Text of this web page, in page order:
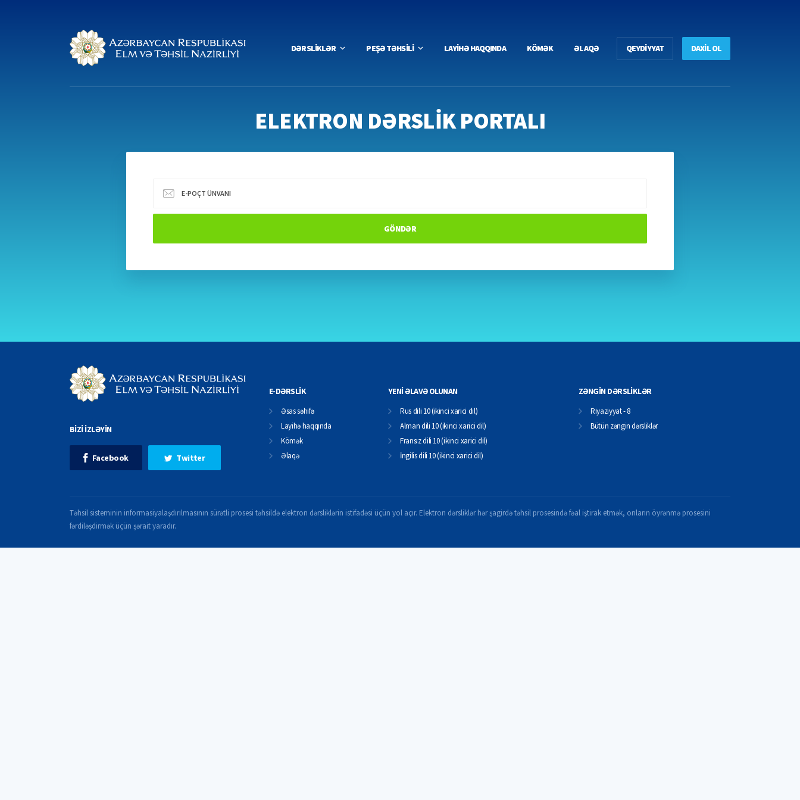
QEYDİYYAT DAXİL OL
DƏRSLİKLƏR PEŞƏ TƏHSİLİ LAYİHƏ HAQQINDA KÖMƏK ƏLAQƏ
ELEKTRON DƏRSLİK PORTALI
GÖNDƏR
BİZİ İZLƏYİN
Facebook Twitter
E-DƏRSLİK
Əsas səhifə
Layihə haqqında
Kömək
Əlaqə
YENİ ƏLAVƏ OLUNAN
Rus dili 10 (ikinci xarici dil)
Alman dili 10 (ikinci xarici dil)
Fransız dili 10 (ikinci xarici dil)
İngilis dili 10 (ikinci xarici dil)
ZƏNGİN DƏRSLİKLƏR
Riyaziyyat - 8
Bütün zəngin dərsliklər
Təhsil sisteminin informasiyalaşdırılmasının sürətli prosesi təhsildə elektron dərsliklərin istifadəsi üçün yol açır. Elektron dərsliklər hər şagirdə təhsil prosesində fəal iştirak etmək, onların öyrənmə prosesini
fərdiləşdirmək üçün şərait yaradır.